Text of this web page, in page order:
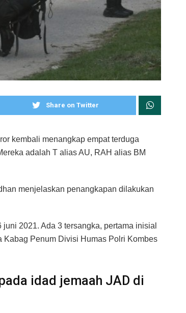
Share on Twitter
kembali menangkap empat terduga
adalah T alias AU, RAH alias BM
menjelaskan penangkapan dilakukan
2021. Ada 3 tersangka, pertama inisial
Kabag Penum Divisi Humas Polri Kombes
idad jemaah JAD di